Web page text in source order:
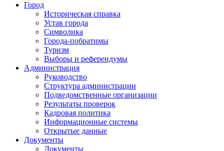
Город
Историческая справка
Устав города
Символика
Города-побратимы
Туризм
Выборы и референдумы
Администрация
Руководство
Структура администрации
Подведомственные организации
Результаты проверок
Кадровая политика
Информационные системы
Открытые данные
Документы
Документы